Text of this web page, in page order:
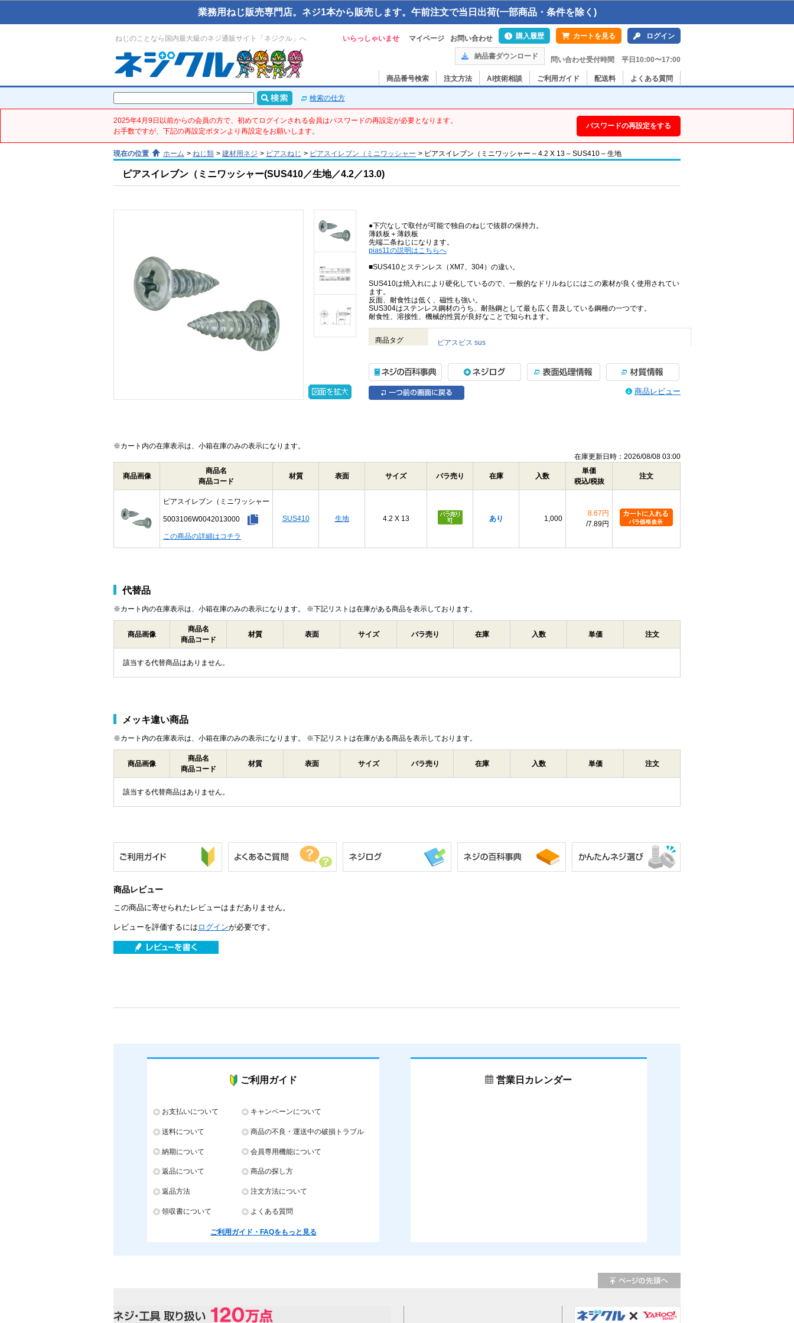
業務用ねじ販売専門店。ネジ1本から販売します。午前注文で当日出荷(一部商品・条件を除く)
ねじのことなら国内最大級のネジ通販サイト「ネジクル」へ いらっしゃいませ マイページ お問い合わせ 購入履歴 カートを見る ログイン
納品書ダウンロード 問い合わせ受付時間 平日10:00〜17:00
商品番号検索 注文方法 AI技術相談 ご利用ガイド 配送料 よくある質問
検索の仕方
2025年4月9日以前からの会員の方で、初めてログインされる会員はパスワードの再設定が必要となります。
お手数ですが、下記の再設定ボタンより再設定をお願いします。
パスワードの再設定をする
現在の位置 ホーム > ねじ類 > 建材用ネジ > ピアスねじ > ピアスイレブン（ミニワッシャー > ピアスイレブン（ミニワッシャー – 4.2 X 13 – SUS410 – 生地
ピアスイレブン（ミニワッシャー(SUS410／生地／4.2／13.0)
●下穴なしで取付が可能で独自のねじで抜群の保持力。
薄鉄板＋薄鉄板
先端二条ねじになります。
pias11の説明はこちらへ
■SUS410とステンレス（XM7、304）の違い。
SUS410は焼入れにより硬化しているので、一般的なドリルねじにはこの素材が良く使用されてい
ます。
反面、耐食性は低く、磁性も強い。
SUS304はステンレス鋼材のうち、耐熱鋼として最も広く普及している鋼種の一つです。
耐食性、溶接性、機械的性質が良好なことで知られます。
商品タグ ピアスビス sus
商品レビュー
※カート内の在庫表示は、小箱在庫のみの表示になります。
在庫更新日時：2026/08/08 03:00
商品画像
商品名
商品コード
材質 表面 サイズ バラ売り 在庫 入数
単価
税込/税抜
注文
ピアスイレブン（ミニワッシャー
5003106W0042013000
この商品の詳細はコチラ
SUS410 生地 4.2 X 13 あり 1,000
8.67円
7.89円
代替品
※カート内の在庫表示は、小箱在庫のみの表示になります。 ※下記リストは在庫がある商品を表示しております。
商品画像
商品名
商品コード
材質 表面 サイズ バラ売り 在庫 入数 単価 注文
該当する代替商品はありません。
メッキ違い商品
※カート内の在庫表示は、小箱在庫のみの表示になります。 ※下記リストは在庫がある商品を表示しております。
商品画像
商品名
商品コード
材質 表面 サイズ バラ売り 在庫 入数 単価 注文
該当する代替商品はありません。
商品レビュー
この商品に寄せられたレビューはまだありません。
レビューを評価するには ログインが必要です。
ご利用ガイド
お支払いについて キャンペーンについて
送料について 商品の不良・運送中の破損トラブル
納期について 会員専用機能について
返品について 商品の探し方
返品方法 注文方法について
領収書について よくある質問
ご利用ガイド・FAQをもっと見る
営業日カレンダー